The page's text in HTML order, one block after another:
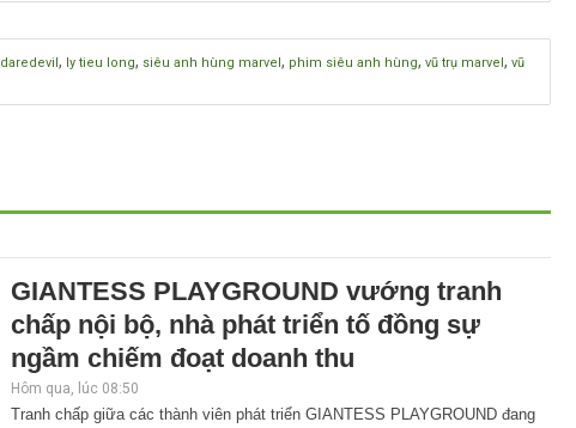
daredevil, ly tieu long, siêu anh hùng marvel, phim siêu anh hùng, vũ trụ marvel, vũ
GIANTESS PLAYGROUND vướng tranh
chấp nội bộ, nhà phát triển tố đồng sự
ngầm chiếm đoạt doanh thu
Hôm qua, lúc 08:50
Tranh chấp giữa các thành viên phát triển GIANTESS PLAYGROUND đang